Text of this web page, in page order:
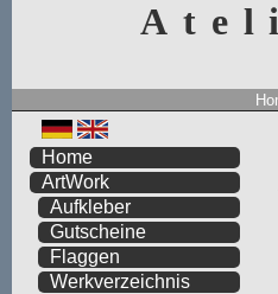
Home
ArtWork
Aufkleber
Gutscheine
Flaggen
Werkverzeichnis